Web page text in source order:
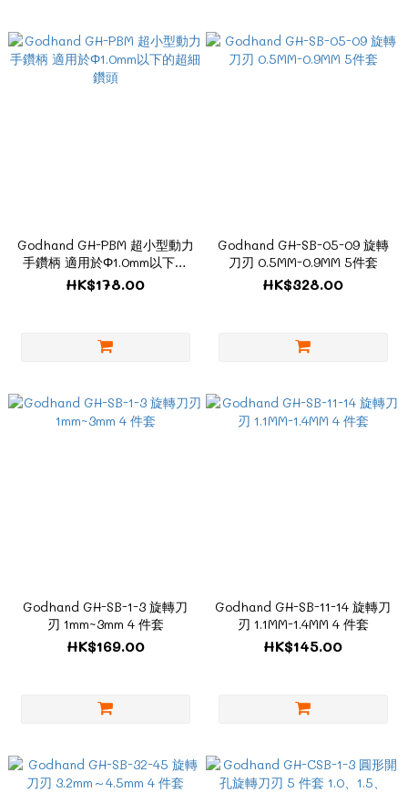
Godhand GH-PBM 超小型動力
手鑽柄 適用於Φ1.0mm以下的
超細鑽頭
HK$178.00
Godhand GH-SB-05-09 旋轉
刀刃 0.5MM-0.9MM 5件套
HK$328.00
Godhand GH-SB-1-3 旋轉刀
刃 1mm~3mm 4 件套
HK$169.00
Godhand GH-SB-11-14 旋轉刀
刃 1.1MM-1.4MM 4 件套
HK$145.00